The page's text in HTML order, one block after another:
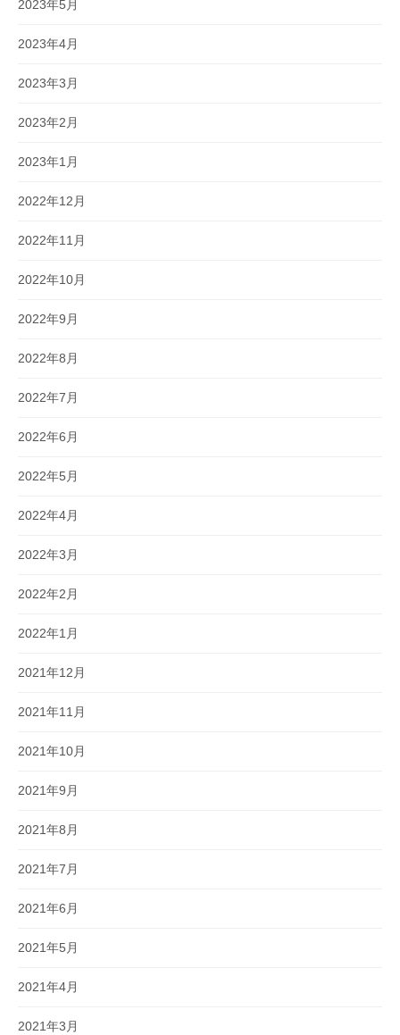
2023年5月
2023年4月
2023年3月
2023年2月
2023年1月
2022年12月
2022年11月
2022年10月
2022年9月
2022年8月
2022年7月
2022年6月
2022年5月
2022年4月
2022年3月
2022年2月
2022年1月
2021年12月
2021年11月
2021年10月
2021年9月
2021年8月
2021年7月
2021年6月
2021年5月
2021年4月
2021年3月